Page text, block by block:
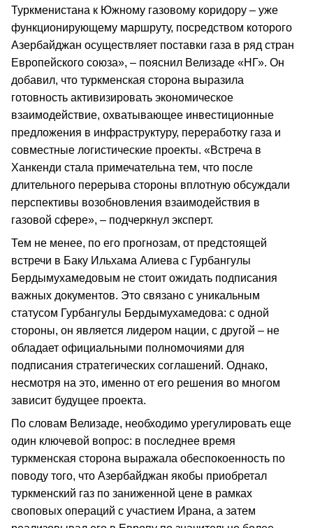
Туркменистана к Южному газовому коридору – уже
функционирующему маршруту, посредством которого
Азербайджан осуществляет поставки газа в ряд стран
Европейского союза», – пояснил Велизаде «НГ». Он
добавил, что туркменская сторона выразила
готовность активизировать экономическое
взаимодействие, охватывающее инвестиционные
предложения в инфраструктуру, переработку газа и
совместные логистические проекты. «Встреча в
Ханкенди стала примечательна тем, что после
длительного перерыва стороны вплотную обсуждали
перспективы возобновления взаимодействия в
газовой сфере», – подчеркнул эксперт.
Тем не менее, по его прогнозам, от предстоящей
встречи в Баку Ильхама Алиева с Гурбангулы
Бердымухамедовым не стоит ожидать подписания
важных документов. Это связано с уникальным
статусом Гурбангулы Бердымухамедова: с одной
стороны, он является лидером нации, с другой – не
обладает официальными полномочиями для
подписания стратегических соглашений. Однако,
несмотря на это, именно от его решения во многом
зависит будущее проекта.
По словам Велизаде, необходимо урегулировать еще
один ключевой вопрос: в последнее время
туркменская сторона выражала обеспокоенность по
поводу того, что Азербайджан якобы приобретал
туркменский газ по заниженной цене в рамках
своповых операций с участием Ирана, а затем